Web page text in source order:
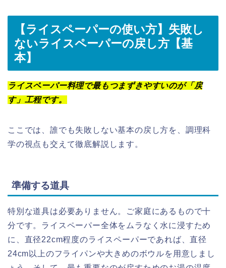
【ライスペーパーの使い方】 失敗し
ないライスペーパーの戻し方【基
本】
ライスペーパー料理で最もつまずきやすいのが「戻
す」工程です。
ここでは、誰でも失敗しない基本の戻し方を、調理科
学の視点も交えて徹底解説します。
準備する道具
特別な道具は必要ありません。ご家庭にあるもので十
分です。ライスペーパー全体をムラなく水に浸すため
に、直径22cm程度のライスペーパーであれば、直径
24cm以上のフライパンや大きめのボウルを用意しまし